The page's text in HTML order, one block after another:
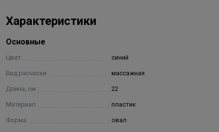
Характеристики
Основные
Цвет синий
Вид расчески массажная
Длина, см 22
Материал пластик
Форма овал